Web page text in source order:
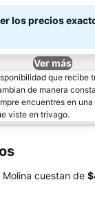
los precios
Ver más
que recibe
de manera
encuentres en
viste en trivago.
cuestan de